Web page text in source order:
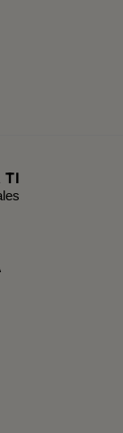
TI